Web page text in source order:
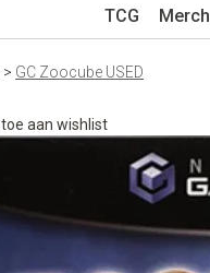
TCG Merch
> GC Zoocube USED
aan wishlist